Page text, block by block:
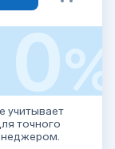
0%
учитывает
точного